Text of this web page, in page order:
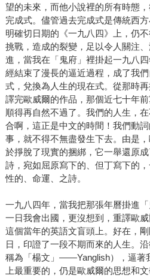
望的未來，而他小說裡的所有時態
完成式。儘管過去完成式是傳統西
明確切日期的《一九八四》上，仍
挑戰，造成的裂變，足以令人關注
進，當我在「鬼府」裡掛起一九八
經結束了漫長的逼近過程，成了我
式，兌換為人生的現在式。從那時
譯完歐威爾的作品，那個近七十年
順得再自然不過了。我們的人生，
合啊，這正是中文的時間！我們動
事，就不得不無盡發生下去。由是
於掙脫了現實的捆綁，它一舉還原
詩，宛如屈原寫下的、但丁寫下的
性的、命運、之詩。
一九八四年，當我把那張年曆掛進
一日我會出國，更沒想到，重譯歐
這個當年的英語文盲頭上。好在，
日，印證了一段不期而來的人生。
稱為「楊文」——Yanglish），逼著
上最重要的，仍是歐威爾的思想和